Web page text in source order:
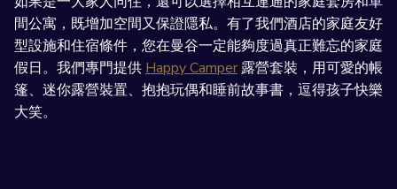
間公寓，既增加空間又保證隱私。有了我們酒店的家庭友好
型設施和住宿條件，您在曼谷一定能夠度過真正難忘的家庭
假日。我們專門提供 Happy Camper露營套裝，用可愛的帳
篷、迷你露營裝置、抱抱玩偶和睡前故事書，逗得孩子快樂
大笑。